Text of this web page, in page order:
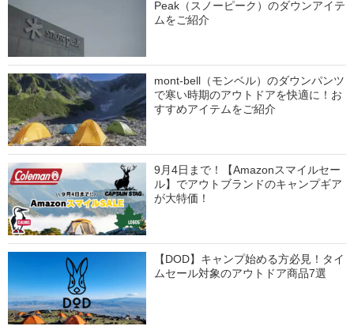
Peak（スノーピーク）のダウンアイテ
ムをご紹介
mont-bell（モンベル）のダウンパンツ
で寒い時期のアウトドアを快適に！お
すすめアイテムをご紹介
9月4日まで！【Amazonスマイルセー
ル】でアウトブランドのキャンプギア
が大特価！
【DOD】キャンプ始める方必見！タイ
ムセール対象のアウトドア商品7選